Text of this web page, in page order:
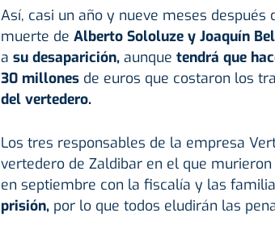
Así, casi un año y nueve meses
muerte de Alberto Sololuze y Joaquín
a su desaparición,aunque tendrá que
30 millones de euros que costaron los
del vertedero.
Los tres responsables de la empresa
vertedero de Zaldibar en el que
en septiembre con la fiscalía y las
prisión,por lo que todos eludirán las